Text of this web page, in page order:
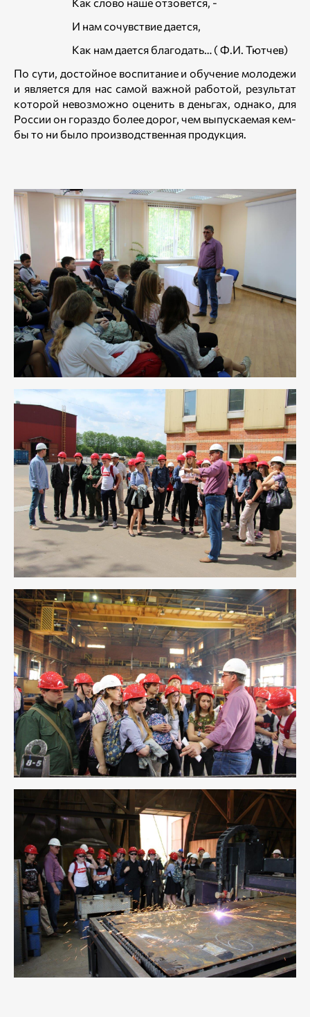
И нам сочувствие дается,
Как нам дается благодать… ( Ф.И. Тютчев)
По сути, достойное воспитание и обучение молодежи
и является для нас самой важной работой, результат
которой невозможно оценить в деньгах, однако, для
России он гораздо более дорог, чем выпускаемая кем-
бы то ни было производственная продукция.